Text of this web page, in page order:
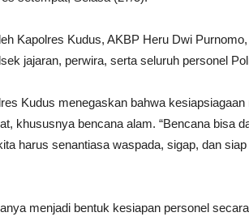
Kapolres Kudus, AKBP Heru Dwi
jajaran, perwira, serta seluruh personel
Kudus menegaskan bahwa
khususnya bencana alam. “Bencana bisa
harus senantiasa waspada, sigap, dan
menjadi bentuk kesiapan personel